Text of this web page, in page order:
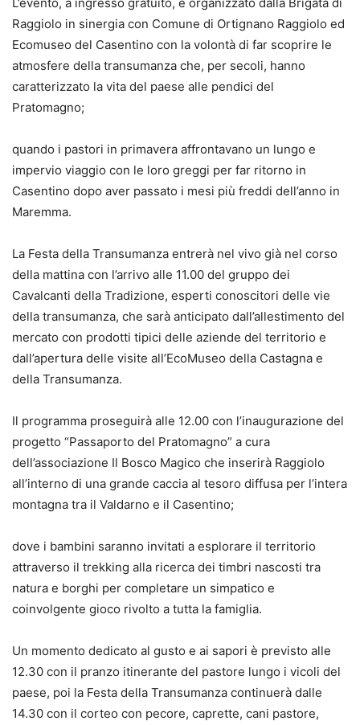
Raggiolo in sinergia con Comune di Ortignano Raggiolo ed
Ecomuseo del Casentino con la volontà di far scoprire le
atmosfere della transumanza che, per secoli, hanno
caratterizzato la vita del paese alle pendici del
Pratomagno;
quando i pastori in primavera affrontavano un lungo e
impervio viaggio con le loro greggi per far ritorno in
Casentino dopo aver passato i mesi più freddi dell’anno in
Maremma.
La Festa della Transumanza entrerà nel vivo già nel corso
della mattina con l’arrivo alle 11.00 del gruppo dei
Cavalcanti della Tradizione, esperti conoscitori delle vie
della transumanza, che sarà anticipato dall’allestimento del
mercato con prodotti tipici delle aziende del territorio e
dall’apertura delle visite all’EcoMuseo della Castagna e
della Transumanza.
Il programma proseguirà alle 12.00 con l’inaugurazione del
progetto “Passaporto del Pratomagno” a cura
dell’associazione Il Bosco Magico che inserirà Raggiolo
all’interno di una grande caccia al tesoro diffusa per l’intera
montagna tra il Valdarno e il Casentino;
dove i bambini saranno invitati a esplorare il territorio
attraverso il trekking alla ricerca dei timbri nascosti tra
natura e borghi per completare un simpatico e
coinvolgente gioco rivolto a tutta la famiglia.
Un momento dedicato al gusto e ai sapori è previsto alle
12.30 con il pranzo itinerante del pastore lungo i vicoli del
paese, poi la Festa della Transumanza continuerà dalle
14.30 con il corteo con pecore, caprette, cani pastore,